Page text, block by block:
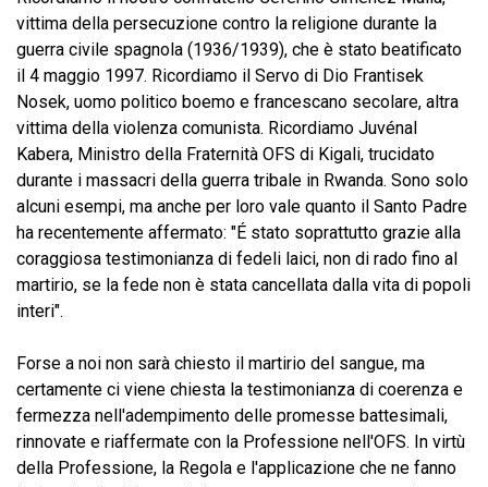
vittima della persecuzione contro la religione durante la
guerra civile spagnola (1936/1939), che è stato beatificato
il 4 maggio 1997. Ricordiamo il Servo di Dio Frantisek
Nosek, uomo politico boemo e francescano secolare, altra
vittima della violenza comunista. Ricordiamo Juvénal
Kabera, Ministro della Fraternità OFS di Kigali, trucidato
durante i massacri della guerra tribale in Rwanda. Sono solo
alcuni esempi, ma anche per loro vale quanto il Santo Padre
ha recentemente affermato: "É stato soprattutto grazie alla
coraggiosa testimonianza di fedeli laici, non di rado fino al
martirio, se la fede non è stata cancellata dalla vita di popoli
interi".
Forse a noi non sarà chiesto il martirio del sangue, ma
certamente ci viene chiesta la testimonianza di coerenza e
fermezza nell'adempimento delle promesse battesimali,
rinnovate e riaffermate con la Professione nell'OFS. In virtù
della Professione, la Regola e l'applicazione che ne fanno